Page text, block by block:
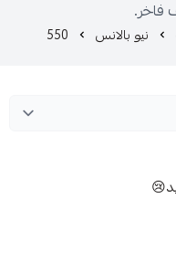
نيو بالانس 550